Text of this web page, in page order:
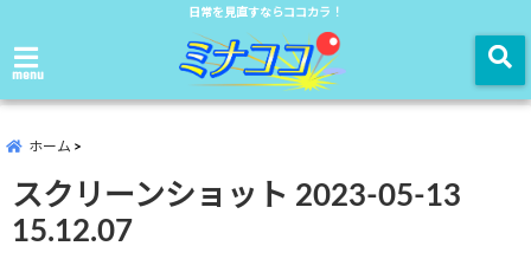
日常を見直すならココカラ！
menu
ホーム
スクリーンショット 2023-05-13
15.12.07